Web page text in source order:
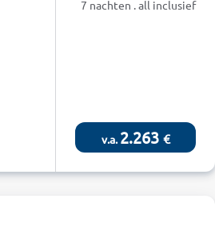
7 nachten . all inclusief
v.a. 2.263 €